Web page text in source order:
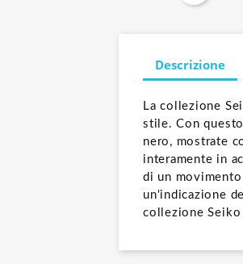
Descrizione
La collezione
stile. Con
nero, mostrate
interamente in
di un
un'indicazione
collezione